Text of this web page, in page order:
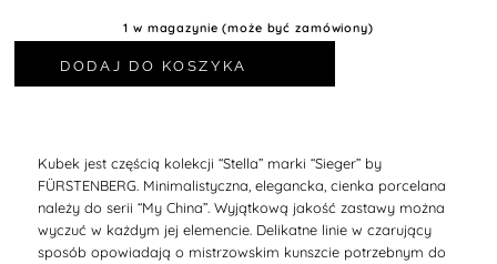
1 w magazynie (może być zamówiony)
DODAJ DO KOSZYKA
Kubek jest częścią kolekcji “Stella” marki “Sieger” by
FÜRSTENBERG. Minimalistyczna, elegancka, cienka porcelana
należy do serii “My China”. Wyjątkową jakość zastawy można
wyczuć w każdym jej elemencie. Delikatne linie w czarujący
sposób opowiadają o mistrzowskim kunszcie potrzebnym do